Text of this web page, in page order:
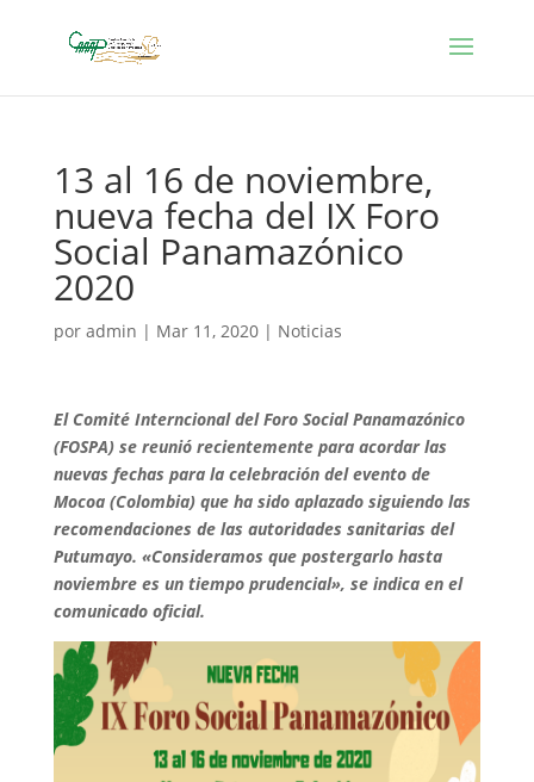
13 al 16 de noviembre,
nueva fecha del IX Foro
Social Panamazónico
2020
por admin | Mar 11, 2020| Noticias
El Comité Interncional del Foro Social Panamazónico
(FOSPA) se reunió recientemente para acordar las
nuevas fechas para la celebración del evento de
Mocoa (Colombia) que ha sido aplazado siguiendo las
recomendaciones de las autoridades sanitarias del
Putumayo. «Consideramos que postergarlo hasta
noviembre es un tiempo prudencial», se indica en el
comunicado oficial.